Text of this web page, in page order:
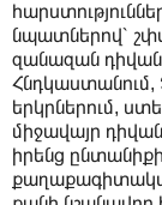
նպատներով՝
զանազան
երկրներում,
միջավայր
իրենց